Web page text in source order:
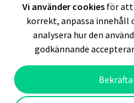
Vi använder cookies för att
korrekt, anpassa
analysera hur den
godkännande